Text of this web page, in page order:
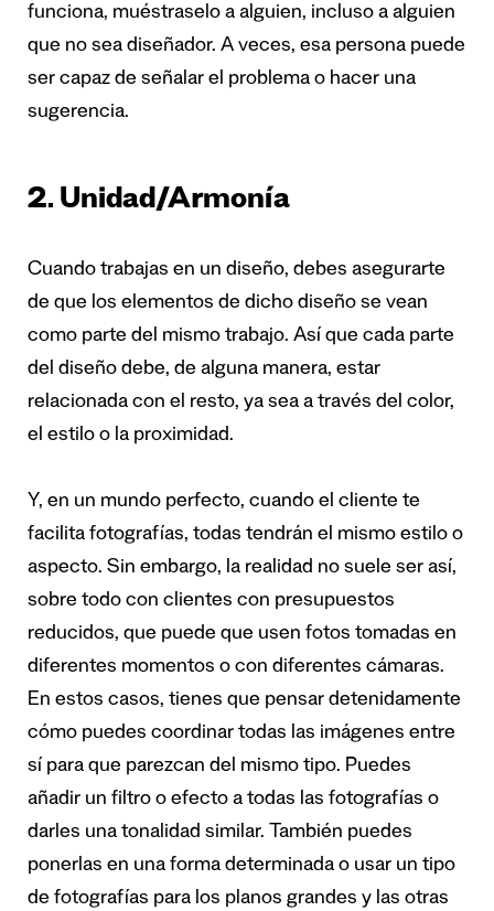
funciona, muéstraselo a alguien, incluso a alguien
que no sea diseñador. A veces, esa persona puede
ser capaz de señalar el problema o hacer una
sugerencia.
2. Unidad/Armonía
Cuando trabajas en un diseño, debes asegurarte
de que los elementos de dicho diseño se vean
como parte del mismo trabajo. Así que cada parte
del diseño debe, de alguna manera, estar
relacionada con el resto, ya sea a través del color,
el estilo o la proximidad.
Y, en un mundo perfecto, cuando el cliente te
facilita fotografías, todas tendrán el mismo estilo o
aspecto. Sin embargo, la realidad no suele ser así,
sobre todo con clientes con presupuestos
reducidos, que puede que usen fotos tomadas en
diferentes momentos o con diferentes cámaras.
En estos casos, tienes que pensar detenidamente
cómo puedes coordinar todas las imágenes entre
sí para que parezcan del mismo tipo. Puedes
añadir un filtro o efecto a todas las fotografías o
darles una tonalidad similar. También puedes
ponerlas en una forma determinada o usar un tipo
de fotografías para los planos grandes y las otras